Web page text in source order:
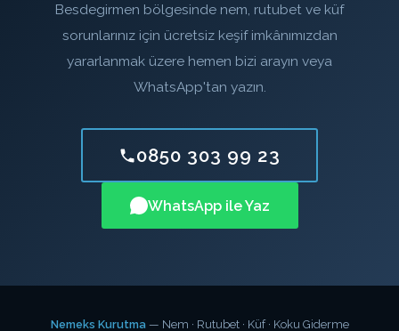
Besdegirmen bölgesinde nem, rutubet ve küf
sorunlarınız için ücretsiz keşif imkânımızdan
yararlanmak üzere hemen bizi arayın veya
WhatsApp'tan yazın.
0850 303 99 23
WhatsApp ile Yaz
Nemeks Kurutma— Nem · Rutubet · Küf · Koku Giderme